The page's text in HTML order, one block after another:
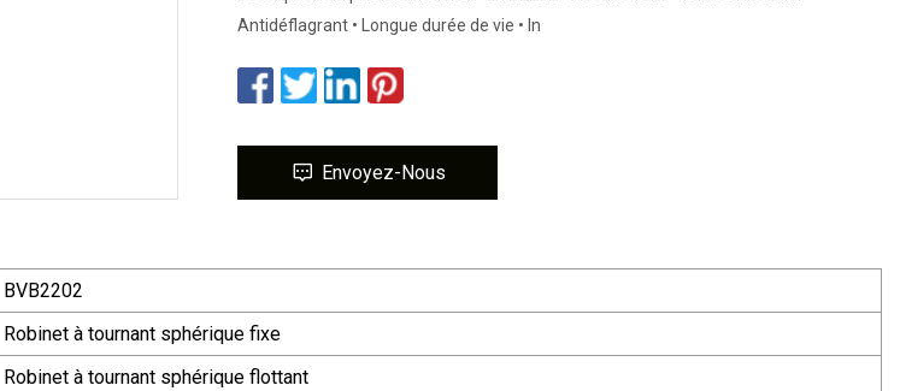
Antidéflagrant • Longue durée de vie • In
Envoyez-Nous
BVB2202
Robinet à tournant sphérique fixe
Robinet à tournant sphérique flottant